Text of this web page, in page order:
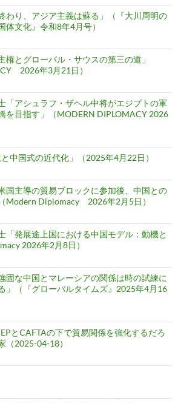
わり、アジア主義は蘇る」（『大川周明の
文化』令和8年4月号）
権とグローバル・サウスの第三の道」
2026年3月21日）
「アシュラフ・ザヘル中将がエジプトの軍
を目指す」（MODERN DIPLOMACY 2026
中国式の近代化」（2025年4月22日）
国主導の貿易ブロックに参加後、中国との
Modern Diplomacy 2026年2月5日）
「発展途上国における中国モデル：動機と
2026年2月8日）
固な中国とマレーシアの関係は時の試練に
」（『グローバルタイムズ』2025年4月16
とCAFTAの下で貿易関係を強化するだろ
（2025-04-18）